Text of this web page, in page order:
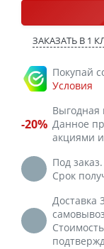
ЗАКАЗАТЬ В 1
Покупай
Условия
-20%
Выгодная
Данное
акциями
Под заказ.
Срок
Доставка